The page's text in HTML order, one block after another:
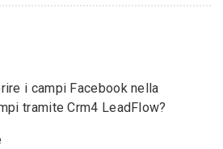
i campi Facebook nella
tramite Crm4 LeadFlow?